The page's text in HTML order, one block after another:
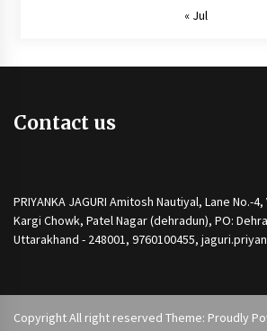
« Jul
Contact us
PRIYANKA JAGURI Amitosh Nautiyal, Lane No.-
Kargi Chowk, Patel Nagar (dehradun), PO:
Uttarakhand - 248001, 9760100455,
Copyright All right reserved Theme: Proudly